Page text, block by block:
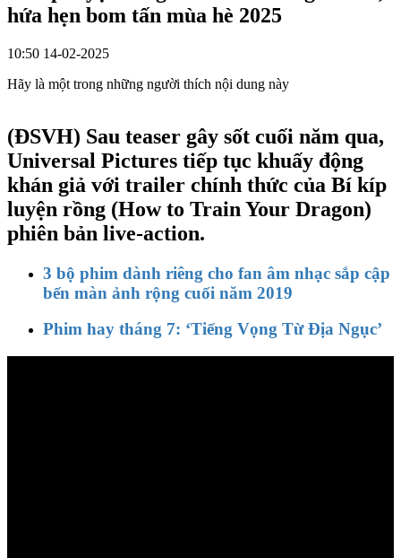
hứa hẹn bom tấn mùa hè 2025
10:50 14-02-2025
Hãy là một trong những người thích nội dung này
(ĐSVH) Sau teaser gây sốt cuối năm qua,
Universal Pictures tiếp tục khuấy động
khán giả với trailer chính thức của Bí kíp
luyện rồng (How to Train Your Dragon)
phiên bản live-action.
3 bộ phim dành riêng cho fan âm nhạc sắp cập
bến màn ảnh rộng cuối năm 2019
Phim hay tháng 7: ‘Tiếng Vọng Từ Địa Ngục’